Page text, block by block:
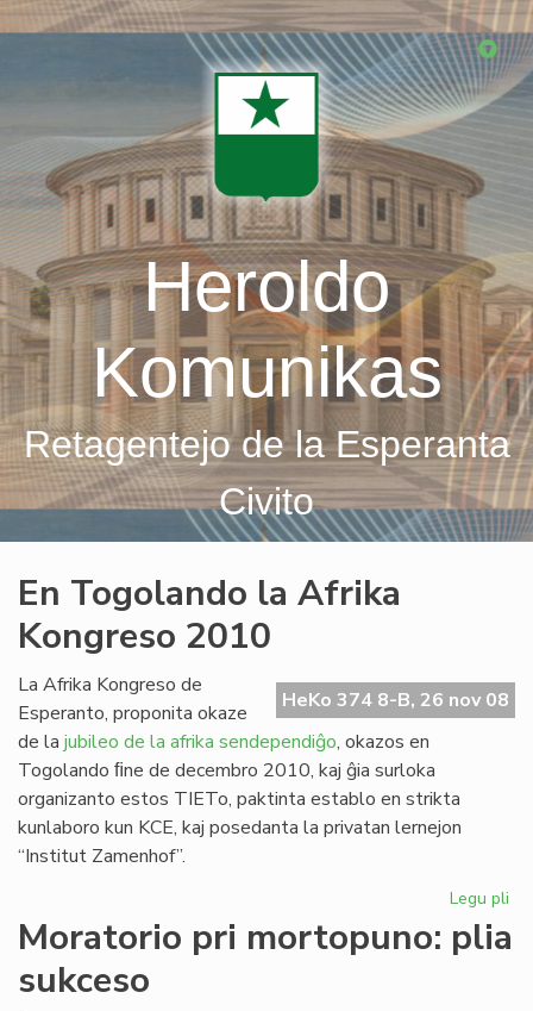
Skip
Heroldo
Komunikas
Retagentejo de la Esperanta
Civito
En Togolando la Afrika
Kongreso 2010
HeKo 374 8-B, 26 nov 08
La Afrika Kongreso de
Esperanto, proponita okaze
de la jubileo de la afrika sendependiĝo, okazos en
Togolando ﬁne de decembro 2010, kaj ĝia surloka
organizanto estos TIETo, paktinta establo en strikta
kunlaboro kun KCE, kaj posedanta la privatan lernejon
“Institut Zamenhof”.
Legu pli
Moratorio pri mortopuno: plia
sukceso